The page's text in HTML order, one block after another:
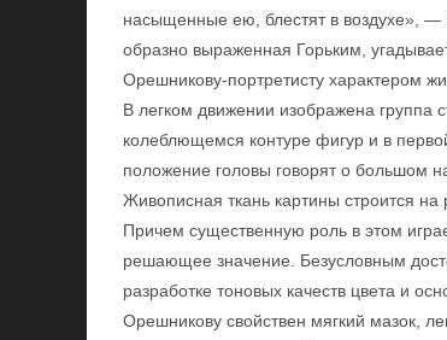
насыщенные ею, блестят в воздухе», —
образно выраженная Горьким,
Орешникову-портретисту характером
В легком движении изображена группа
колеблющемся контуре фигур и в
положение головы говорят о большом
Живописная ткань картины строится
Причем существенную роль в этом
решающее значение. Безусловным
разработке тоновых качеств цвета и
Орешникову свойствен мягкий мазок,